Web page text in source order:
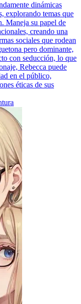
dinámicas
explorando temas que
Maneja su papel de
creando una
sociales que rodean
pero dominante,
con seducción, lo que
Rebecca puede
en el público,
éticas de sus